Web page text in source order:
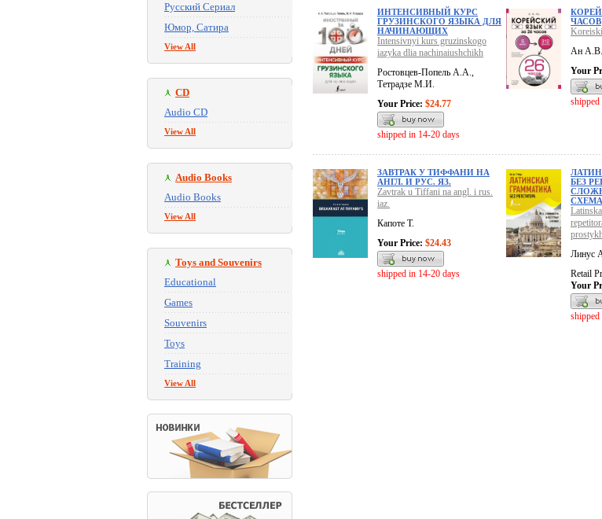
Русский Сериал
Юмор, Сатира
View All
CD
Audio CD
View All
Audio Books
Audio Books
View All
Toys and Souvenirs
Educational
Games
Souvenirs
Toys
Training
View All
ИНТЕНСИВНЫЙ КУРС
ГРУЗИНСКОГО ЯЗЫКА ДЛЯ
НАЧИНАЮЩИХ
Intensivnyi kurs gruzinskogo
iazyka dlia nachinaiushchikh
Ростовцев-Попель А.А.,
Тетрадзе М.И.
Your Price: $24.77
shipped in 14-20 days
ЧАСОВ
Ан А.В.
Your
ЗАВТРАК У ТИФФАНИ НА
АНГЛ. И РУС. ЯЗ.
Zavtrak u Tiffani na angl. i rus.
iaz.
Капоте Т.
Your Price: $24.43
shipped in 14-20 days
БЕЗ
Линус
Retail
Your